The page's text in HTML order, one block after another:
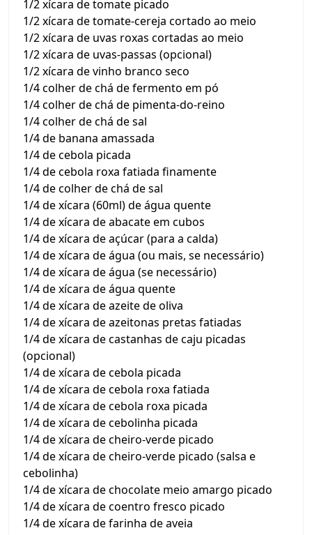
1/2 xícara de tomate picado
1/2 xícara de tomate-cereja cortado ao meio
1/2 xícara de uvas roxas cortadas ao meio
1/2 xícara de uvas-passas (opcional)
1/2 xícara de vinho branco seco
1/4 colher de chá de fermento em pó
1/4 colher de chá de pimenta-do-reino
1/4 colher de chá de sal
1/4 de banana amassada
1/4 de cebola picada
1/4 de cebola roxa fatiada finamente
1/4 de colher de chá de sal
1/4 de xícara (60ml) de água quente
1/4 de xícara de abacate em cubos
1/4 de xícara de açúcar (para a calda)
1/4 de xícara de água (ou mais, se necessário)
1/4 de xícara de água (se necessário)
1/4 de xícara de água quente
1/4 de xícara de azeite de oliva
1/4 de xícara de azeitonas pretas fatiadas
1/4 de xícara de castanhas de caju picadas
(opcional)
1/4 de xícara de cebola picada
1/4 de xícara de cebola roxa fatiada
1/4 de xícara de cebola roxa picada
1/4 de xícara de cebolinha picada
1/4 de xícara de cheiro-verde picado
1/4 de xícara de cheiro-verde picado (salsa e
cebolinha)
1/4 de xícara de chocolate meio amargo picado
1/4 de xícara de coentro fresco picado
1/4 de xícara de farinha de aveia